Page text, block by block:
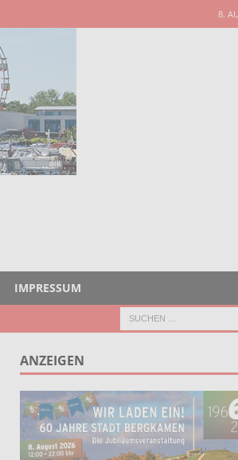
8.
IMPRESSUM
ANZEIGEN